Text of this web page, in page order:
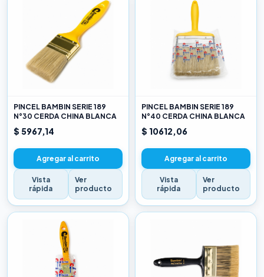
PINCEL BAMBIN SERIE 189
N°30 CERDA CHINA BLANCA
$ 5967,14
Agregar al carrito
Vista
rápida
Ver
producto
PINCEL BAMBIN SERIE 189
N°40 CERDA CHINA BLANCA
$ 10612,06
Agregar al carrito
Vista
rápida
Ver
producto